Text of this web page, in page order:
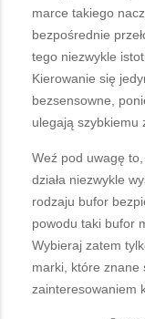
marce takiego
bezpośrednie
tego niezwykle
Kierowanie się
bezsensowne,
ulegają szybkiemu
Weź pod uwagę
działa niezwykle
rodzaju bufor
powodu taki bufor
Wybieraj zatem
marki, które znane
zainteresowaniem